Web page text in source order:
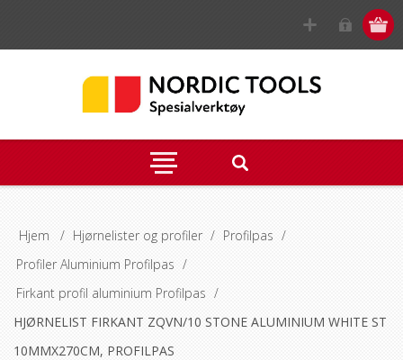
Hjem / Hjørnelister og profiler / Profilpas /
Profiler Aluminium Profilpas /
Firkant profil aluminium Profilpas /
HJØRNELIST FIRKANT ZQVN/10 STONE ALUMINIUM WHITE ST
10MMX270CM, PROFILPAS